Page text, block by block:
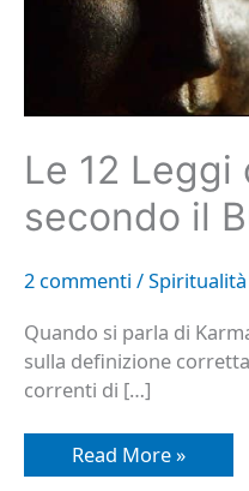
Le 12 Leggi
secondo il
2 commenti /Spiritualità
Quando si parla di
sulla definizione
correnti di […]
Read More »